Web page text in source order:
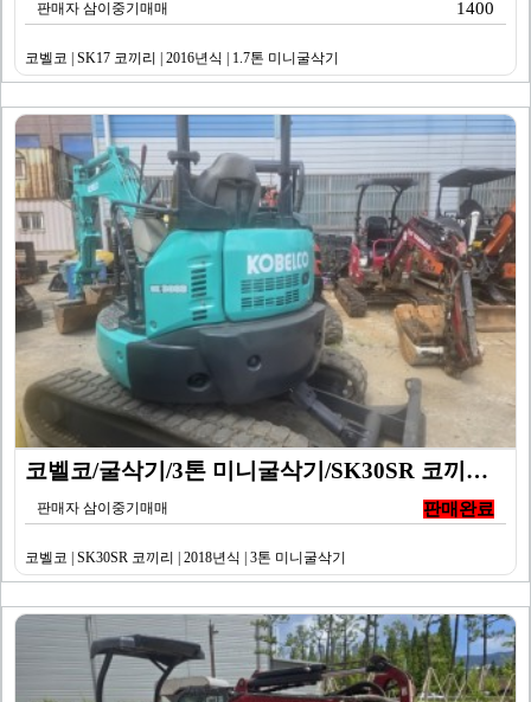
판매자 삼이중기매매 1400
코벨코 | SK17 코끼리 | 2016년식 | 1.7톤 미니굴삭기
코벨코/굴삭기/3톤 미니굴삭기/SK30SR 코끼리/20…
판매자 삼이중기매매 판매완료
코벨코 | SK30SR 코끼리 | 2018년식 | 3톤 미니굴삭기